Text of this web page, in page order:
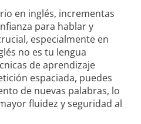
en inglés, incrementas
para hablar y
especialmente en
no es tu lengua
de aprendizaje
espaciada, puedes
de nuevas palabras, lo
fluidez y seguridad al